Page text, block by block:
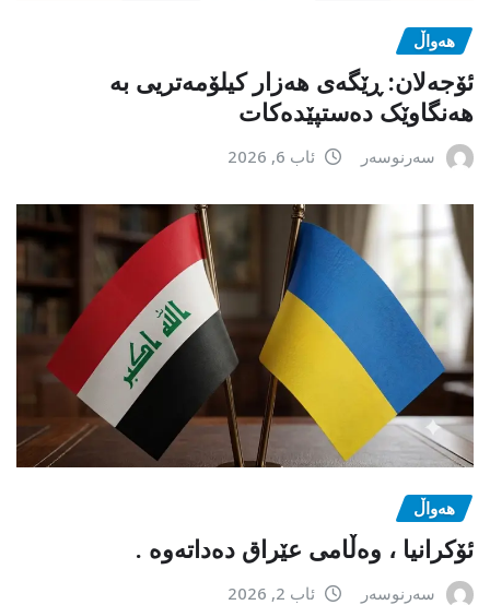
هەواڵ
ئۆجەلان: ڕێگەی هەزار کیلۆمەتریی بە
هەنگاوێک دەستپێدەکات
سەرنوسەر ئاب 6, 2026
هەواڵ
ئۆکرانیا ، وەڵامی عێراق دەداتەوە .
سەرنوسەر ئاب 2, 2026